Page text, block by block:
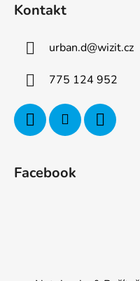
Kontakt
urban.d@wizit.cz
775 124 952
Facebook